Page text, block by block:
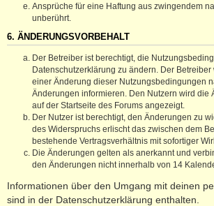
Ansprüche für eine Haftung aus zwingendem
unberührt.
6. ÄNDERUNGSVORBEHALT
Der Betreiber ist berechtigt, die
Datenschutzerklärung zu ändern. Der
einer Änderung dieser Nutzungsbedingungen
Änderungen informieren. Den Nutzern wird die
auf der Startseite des Forums angezeigt.
Der Nutzer ist berechtigt, den Änderungen zu
des Widerspruchs erlischt das zwischen dem
bestehende Vertragsverhältnis mit sofortiger
Die Änderungen gelten als anerkannt und
den Änderungen nicht innerhalb von 14
Informationen über den Umgang mit deinen
sind in der Datenschutzerklärung enthalten.